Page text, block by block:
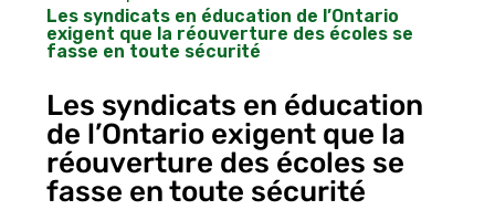
Les syndicats en éducation de l’Ontario
exigent que la réouverture des écoles se
fasse en toute sécurité
Les syndicats en éducation
de l’Ontario exigent que la
réouverture des écoles se
fasse en toute sécurité